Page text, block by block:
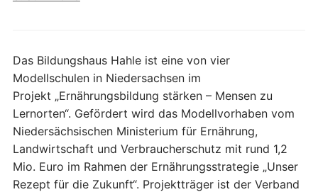
Das Bildungshaus Hahle ist eine von vier
Modellschulen in Niedersachsen im
Projekt „Ernährungsbildung stärken – Mensen zu
Lernorten“. Gefördert wird das Modellvorhaben vom
Niedersächsischen Ministerium für Ernährung,
Landwirtschaft und Verbraucherschutz mit rund 1,2
Mio. Euro im Rahmen der Ernährungsstrategie „Unser
Rezept für die Zukunft“. Projektträger ist der Verband